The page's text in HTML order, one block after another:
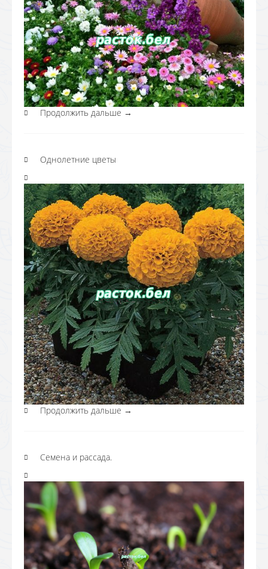
Продолжить дальше →
Однолетние цветы
Продолжить дальше →
Семена и рассада.